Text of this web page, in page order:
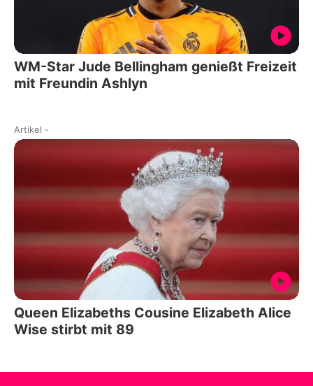
WM-Star Jude Bellingham genießt Freizeit
mit Freundin Ashlyn
Artikel -
Queen Elizabeths Cousine Elizabeth Alice
Wise stirbt mit 89